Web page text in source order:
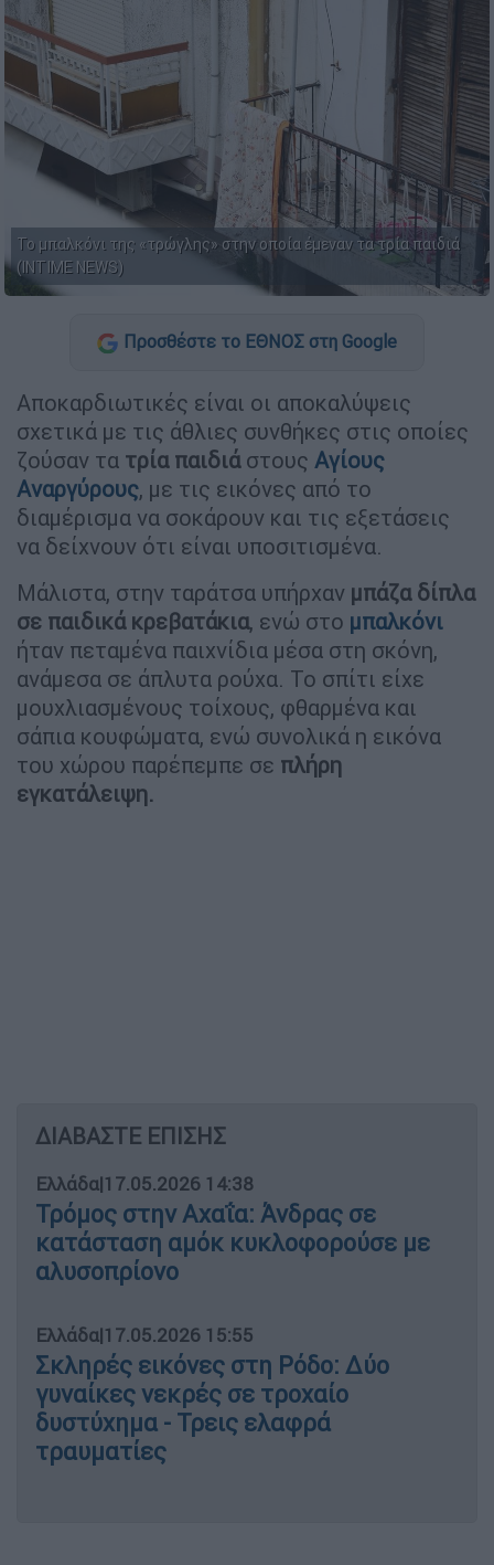
Το μπαλκόνι της «τρώγλης» στην οποία έμεναν τα τρία παιδιά
(INTIME NEWS)
Προσθέστε το ΕΘΝΟΣ στη Google
Αποκαρδιωτικές είναι οι αποκαλύψεις
σχετικά με τις άθλιες συνθήκες στις οποίες
ζούσαν τα τρία παιδιάστους Αγίους
Αναργύρους, με τις εικόνες από το
διαμέρισμα να σοκάρουν και τις εξετάσεις
να δείχνουν ότι είναι υποσιτισμένα.
Μάλιστα, στην ταράτσα υπήρχαν μπάζα δίπλα
σε παιδικά κρεβατάκια, ενώ στο μπαλκόνι
ήταν πεταμένα παιχνίδια μέσα στη σκόνη,
ανάμεσα σε άπλυτα ρούχα. Το σπίτι είχε
μουχλιασμένους τοίχους, φθαρμένα και
σάπια κουφώματα, ενώ συνολικά η εικόνα
του χώρου παρέπεμπε σε πλήρη
εγκατάλειψη.
ΔΙΑΒΑΣΤΕ ΕΠΙΣΗΣ
Ελλάδα|17.05.2026 14:38
Τρόμος στην Αχαΐα: Άνδρας σε
κατάσταση αμόκ κυκλοφορούσε με
αλυσοπρίονο
Ελλάδα|17.05.2026 15:55
Σκληρές εικόνες στη Ρόδο: Δύο
γυναίκες νεκρές σε τροχαίο
δυστύχημα - Τρεις ελαφρά
τραυματίες